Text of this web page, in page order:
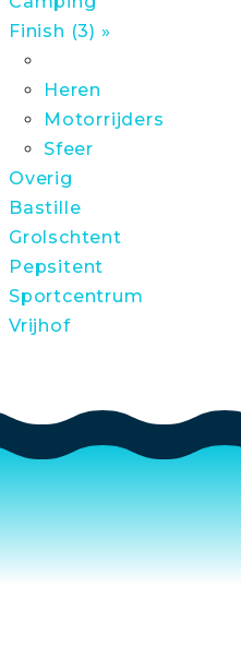
Finish (3) »
Heren
Motorrijders
Sfeer
Overig
Bastille
Grolschtent
Pepsitent
Sportcentrum
Vrijhof